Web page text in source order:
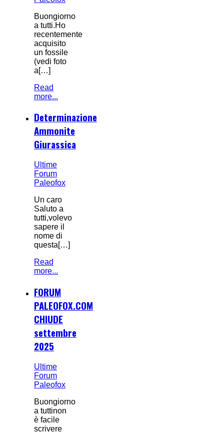
Buongiorno
a tutti.Ho
recentemente
acquisito
un fossile
(vedi foto
a[…]
Read
more...
Determinazione
Ammonite
Giurassica
Ultime
Forum
Paleofox
Un caro
Saluto a
tutti,volevo
sapere il
nome di
questa[…]
Read
more...
FORUM
PALEOFOX.COM
CHIUDE
settembre
2025
Ultime
Forum
Paleofox
Buongiorno
a tuttinon
è facile
scrivere